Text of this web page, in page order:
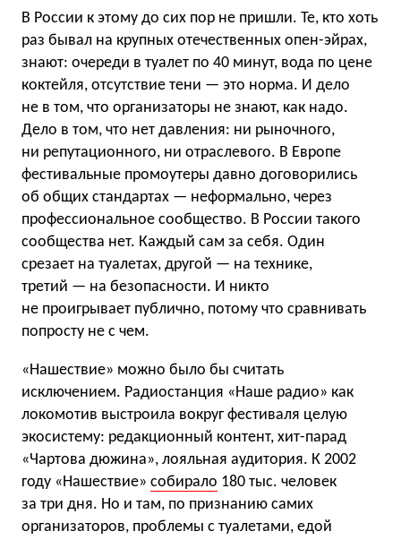
В России к этому до сих пор не пришли. Те, кто хоть
раз бывал на крупных отечественных опен-эйрах,
знают: очереди в туалет по 40 минут, вода по цене
коктейля, отсутствие тени — это норма. И дело
не в том, что организаторы не знают, как надо.
Дело в том, что нет давления: ни рыночного,
ни репутационного, ни отраслевого. В Европе
фестивальные промоутеры давно договорились
об общих стандартах — неформально, через
профессиональное сообщество. В России такого
сообщества нет. Каждый сам за себя. Один
срезает на туалетах, другой — на технике,
третий — на безопасности. И никто
не проигрывает публично, потому что сравнивать
попросту не с чем.
«Нашествие» можно было бы считать
исключением. Радиостанция «Наше радио» как
локомотив выстроила вокруг фестиваля целую
экосистему: редакционный контент, хит-парад
«Чартова дюжина», лояльная аудитория. К 2002
году «Нашествие» собирало 180 тыс. человек
за три дня. Но и там, по признанию самих
организаторов, проблемы с туалетами, едой